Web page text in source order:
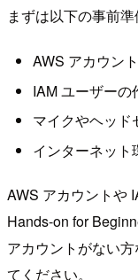
まずは以下の事前準
AWS アカウン
IAM ユーザーの
マイクやヘッド
インターネット
AWS アカウントや
Hands-on for
アカウントがない
てください。